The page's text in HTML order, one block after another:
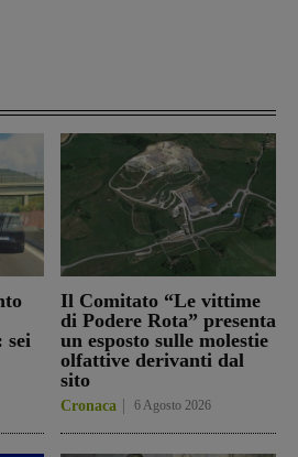
sei
Il Comitato “Le vittime
di Podere Rota” presenta
un esposto sulle molestie
olfattive derivanti dal
sito
Cronaca 6 Agosto 2026